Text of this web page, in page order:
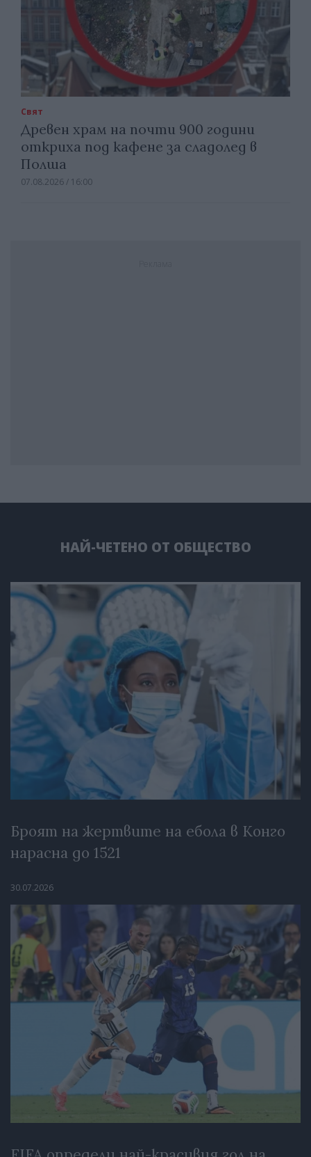
Свят
Древен храм на почти 900 години
откриха под кафене за сладолед в
Полша
07.08.2026 / 16:00
НАЙ-ЧЕТЕНО ОТ ОБЩЕСТВО
Броят на жертвите на ебола в Конго
нарасна до 1521
30.07.2026